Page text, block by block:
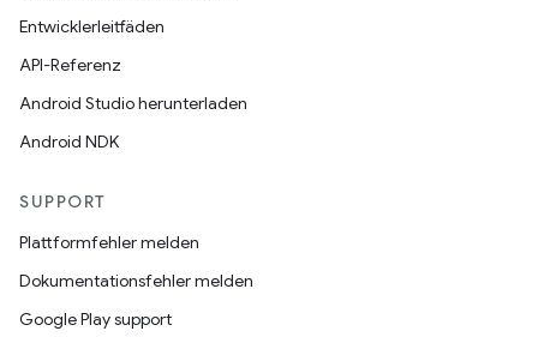
Entwicklerleitfäden
API-Referenz
Android Studio herunterladen
Android NDK
SUPPORT
Plattformfehler melden
Dokumentationsfehler melden
Google Play support